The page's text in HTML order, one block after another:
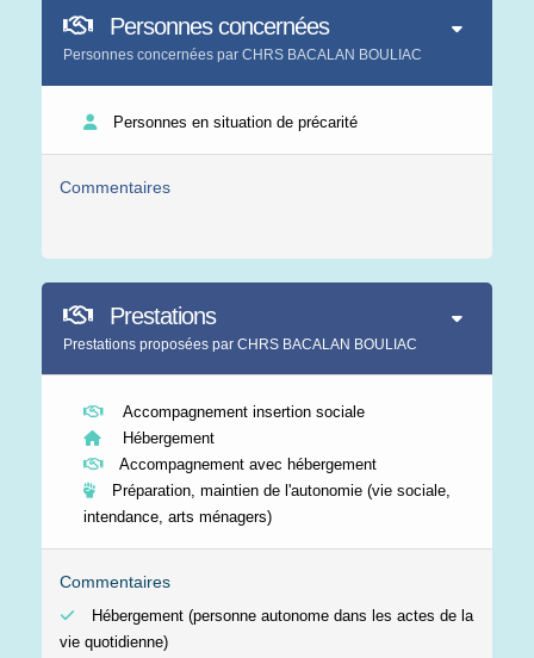
Personnes concernées
Personnes concernées par CHRS BACALAN BOULIAC
Personnes en situation de précarité
Commentaires
Prestations
Prestations proposées par CHRS BACALAN BOULIAC
Accompagnement insertion sociale
Hébergement
Accompagnement avec hébergement
Préparation, maintien de l'autonomie (vie sociale,
intendance, arts ménagers)
Commentaires
Hébergement (personne autonome dans les actes de la
vie quotidienne)